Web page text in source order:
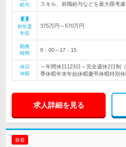
給与
スキル、前職給与などを最大限考
初年度
年収
375万円～570万円
勤務
時間
8：00～17：15
休日
休暇
～年間休日123日～完全週休2日制
季休暇年末年始休暇慶弔休暇特別
求人詳細を見る
新着